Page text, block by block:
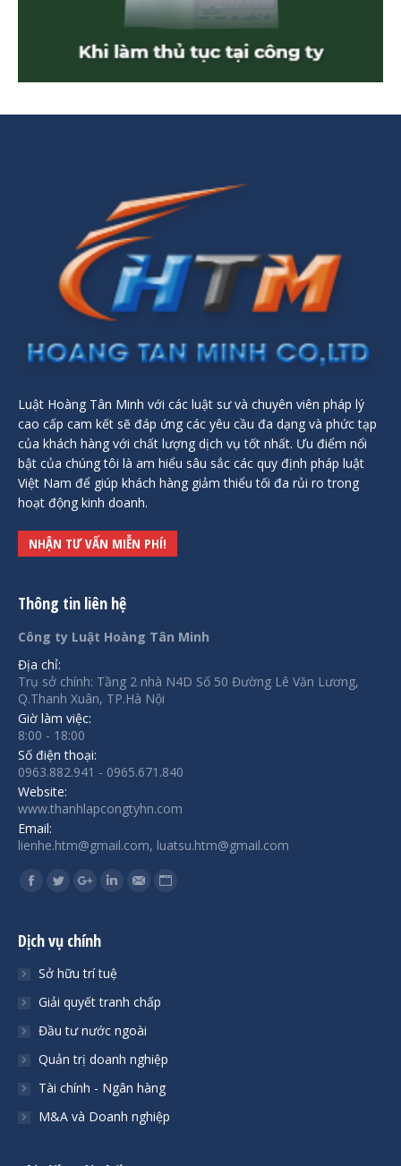
Luật Hoàng Tân Minh với các luật sư và chuyên viên pháp lý
cao cấp cam kết sẽ đáp ứng các yêu cầu đa dạng và phức tạp
của khách hàng với chất lượng dịch vụ tốt nhất. Ưu điểm nổi
bật của chúng tôi là am hiểu sâu sắc các quy định pháp luật
Việt Nam để giúp khách hàng giảm thiểu tối đa rủi ro trong
hoạt động kinh doanh.
NHẬN TƯ VẤN MIỄN PHÍ!
Thông tin liên hệ
Công ty Luật Hoàng Tân Minh
Địa chỉ:
Trụ sở chính: Tầng 2 nhà N4D Số 50 Đường Lê Văn Lương,
Q.Thanh Xuân, TP.Hà Nội
Giờ làm việc:
8:00 - 18:00
Số điện thoại:
0963.882.941 - 0965.671.840
Website:
www.thanhlapcongtyhn.com
Email:
lienhe.htm@gmail.com, luatsu.htm@gmail.com
Find us on:
Facebook
TwitterGoogle+
LinkedinMailWebsite
Dịch vụ chính
Sở hữu trí tuệ
Giải quyết tranh chấp
Đầu tư nước ngoài
Quản trị doanh nghiệp
Tài chính - Ngân hàng
M&A và Doanh nghiệp